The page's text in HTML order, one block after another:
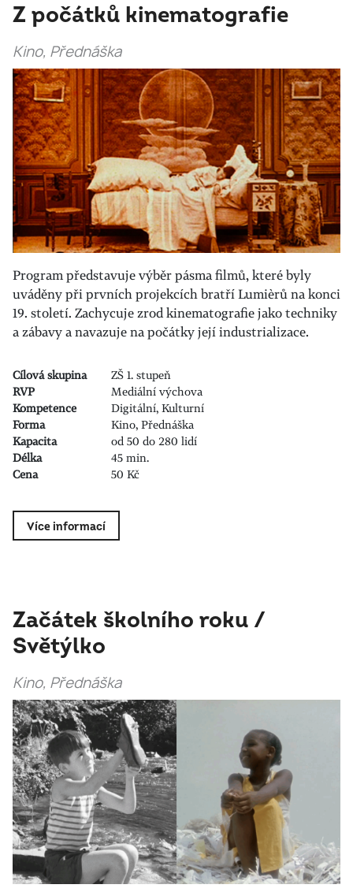
Z počátků kinematografie
Kino, Přednáška
Program představuje výběr pásma filmů, které byly
uváděny při prvních projekcích bratří Lumièrů na konci
19. století. Zachycuje zrod kinematografie jako techniky
a zábavy a navazuje na počátky její industrializace.
Cílová skupina
ZŠ 1. stupeň
RVP
Mediální výchova
Kompetence
Digitální, Kulturní
Forma
Kino, Přednáška
Kapacita
od 50 do 280 lidí
Délka
45 min.
Cena
50 Kč
Více informací
Začátek školního roku /
Světýlko
Kino, Přednáška